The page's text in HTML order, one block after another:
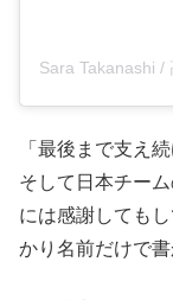
「最後まで支え
そして日本チー
には感謝しても
かり名前だけで書